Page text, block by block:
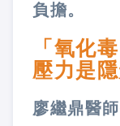
負擔。
「氧化
壓力是
廖繼鼎醫